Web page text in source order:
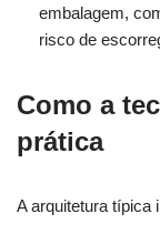
embalagem,
risco de
Como a
prática
A arquitetura típica